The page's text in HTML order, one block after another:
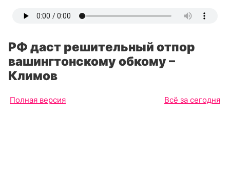
РФ даст решительный отпор
вашингтонскому обкому –
Климов
Полная версия Всё за сегодня